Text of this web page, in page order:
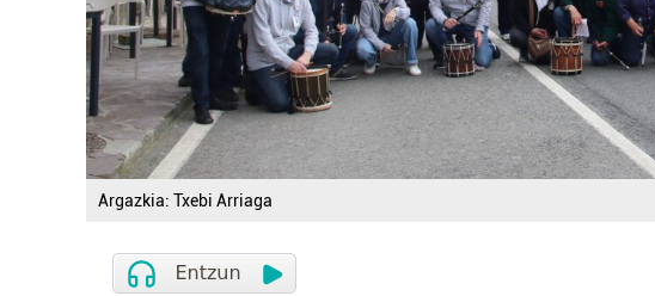
Argazkia: Txebi Arriaga